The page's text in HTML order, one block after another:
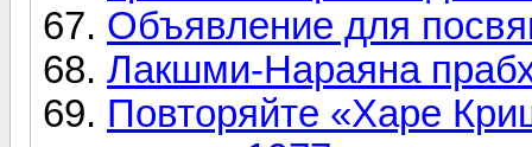
Объявление для
Лакшми-Нараяна
Повторяйте «Харе